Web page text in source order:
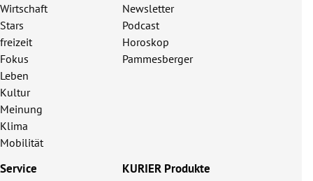
Wirtschaft
Stars
freizeit
Fokus
Leben
Kultur
Meinung
Klima
Mobilität
Newsletter
Podcast
Horoskop
Pammesberger
Service KURIER Produkte